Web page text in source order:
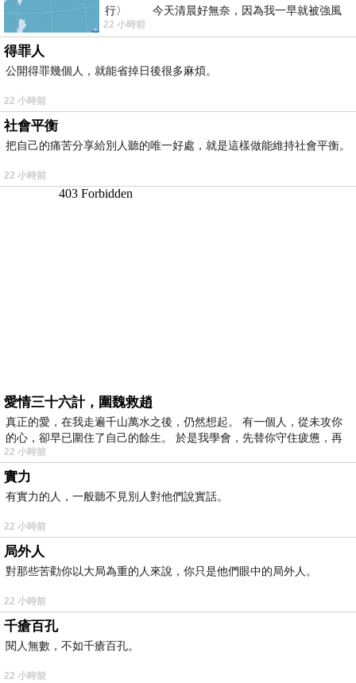
行〉 今天清晨好無奈，因為我一早就被強風
22 小時前
得罪人
公開得罪幾個人，就能省掉日後很多麻煩。
22 小時前
社會平衡
把自己的痛苦分享給別人聽的唯一好處，就是這樣做能維持社會平衡。
22 小時前
愛情三十六計，圍魏救趙
真正的愛，在我走遍千山萬水之後，仍然想起。 有一個人，從未攻你
的心，卻早已圍住了自己的餘生。 於是我學會，先替你守住疲憊，再
22 小時前
實力
有實力的人，一般聽不見別人對他們說實話。
22 小時前
局外人
對那些苦勸你以大局為重的人來說，你只是他們眼中的局外人。
22 小時前
千瘡百孔
閱人無數，不如千瘡百孔。
22 小時前